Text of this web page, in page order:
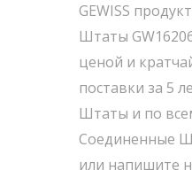
GEWISS
Штаты
ценой и
поставки за 5
Штаты и по
Соединенные
или напишите